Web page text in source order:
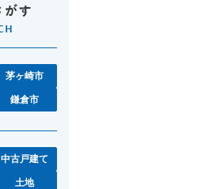
茅ヶ崎市
鎌倉市
中古戸建て
土地